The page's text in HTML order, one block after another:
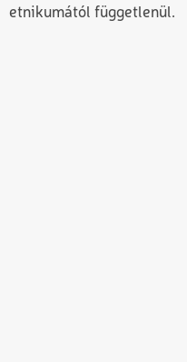
etnikumától függetlenül.